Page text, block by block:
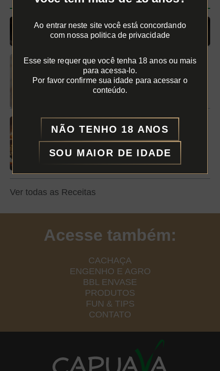
Quentão com Caipipira
Caipipirito
É HALLOWEEN, VAMOS
BRINDAR?
Ver todas as Receitas
Acesse também:
CACHAÇA
ENGENHO E AGRO
BBL ENVASE
PRODUTOS
FUN & TIPS
CONTATO
Ao entrar neste site você está concordando
com nossa politica de privacidade
Esse site requer que você tenha 18 anos ou mais
para acessa-lo.
Por favor confirme sua idade para acessar o
conteúdo.
NÃO TENHO 18 ANOS
SOU MAIOR DE IDADE